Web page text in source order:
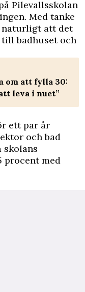
Pilevallsskolan
Med tanke
naturligt att det
till badhuset och
om att fylla 30:
leva i nuet”
ett par år
och bad
skolans
procent med